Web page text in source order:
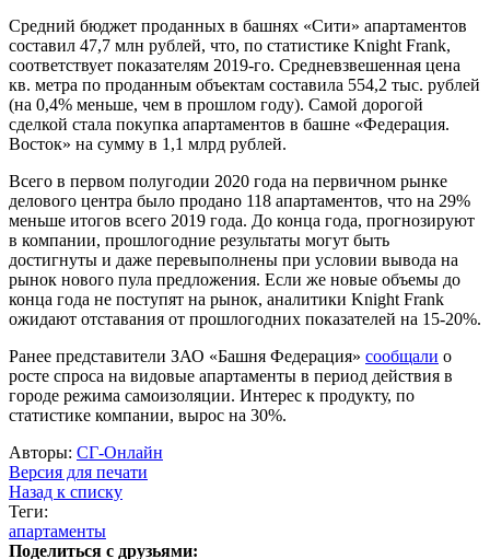
Средний бюджет проданных в башнях «Сити» апартаментов
составил 47,7 млн рублей, что, по статистике Knight Frank,
соответствует показателям 2019-го. Средневзвешенная цена
кв. метра по проданным объектам составила 554,2 тыс. рублей
(на 0,4% меньше, чем в прошлом году). Самой дорогой
сделкой стала покупка апартаментов в башне «Федерация.
Восток» на сумму в 1,1 млрд рублей.
Всего в первом полугодии 2020 года на первичном рынке
делового центра было продано 118 апартаментов, что на 29%
меньше итогов всего 2019 года. До конца года, прогнозируют
в компании, прошлогодние результаты могут быть
достигнуты и даже перевыполнены при условии вывода на
рынок нового пула предложения. Если же новые объемы до
конца года не поступят на рынок, аналитики Knight Frank
ожидают отставания от прошлогодних показателей на 15-20%.
Ранее представители ЗАО «Башня Федерация» сообщали о
росте спроса на видовые апартаменты в период действия в
городе режима самоизоляции. Интерес к продукту, по
статистике компании, вырос на 30%.
Авторы: СГ-Онлайн
Версия для печати
Назад к списку
Теги:
апартаменты
Поделиться с друзьями: